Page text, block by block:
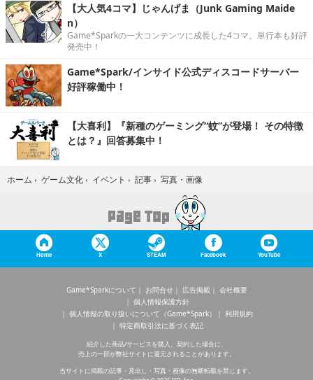
【大人気4コマ】じゃんげま（Junk Gaming Maide
n）
Game*Sparkの一大コンテンツに成長した4コマ。単行本も好評
発売中！
Game*Spark/インサイド公式ディスコードサーバー
好評稼働中！
【大喜利】『新種のゲーミング“蚊”が登場！ その特徴
とは？』回答募集中！
ホーム › ゲーム文化 › イベント › 記事 › 写真・画像
Home X STEAM Facebook YouTube
Game*Sparkについて お問合せ 広告掲載
会社概要
個人情報保護方針
個人情報の取り扱いについて（Game*Spark）
利用規約
特定商取引法に基づく表記
紹介した商品/サービスを購入、契約した場合に、
売上の一部が弊社サイトに還元されることがあります。
当サイトに掲載の記事・見出し・写真・画像の無断転載を禁じます。